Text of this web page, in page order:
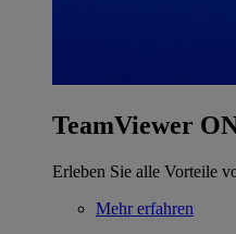
TeamViewer
Erleben Sie alle Vorteile
Mehr erfahren